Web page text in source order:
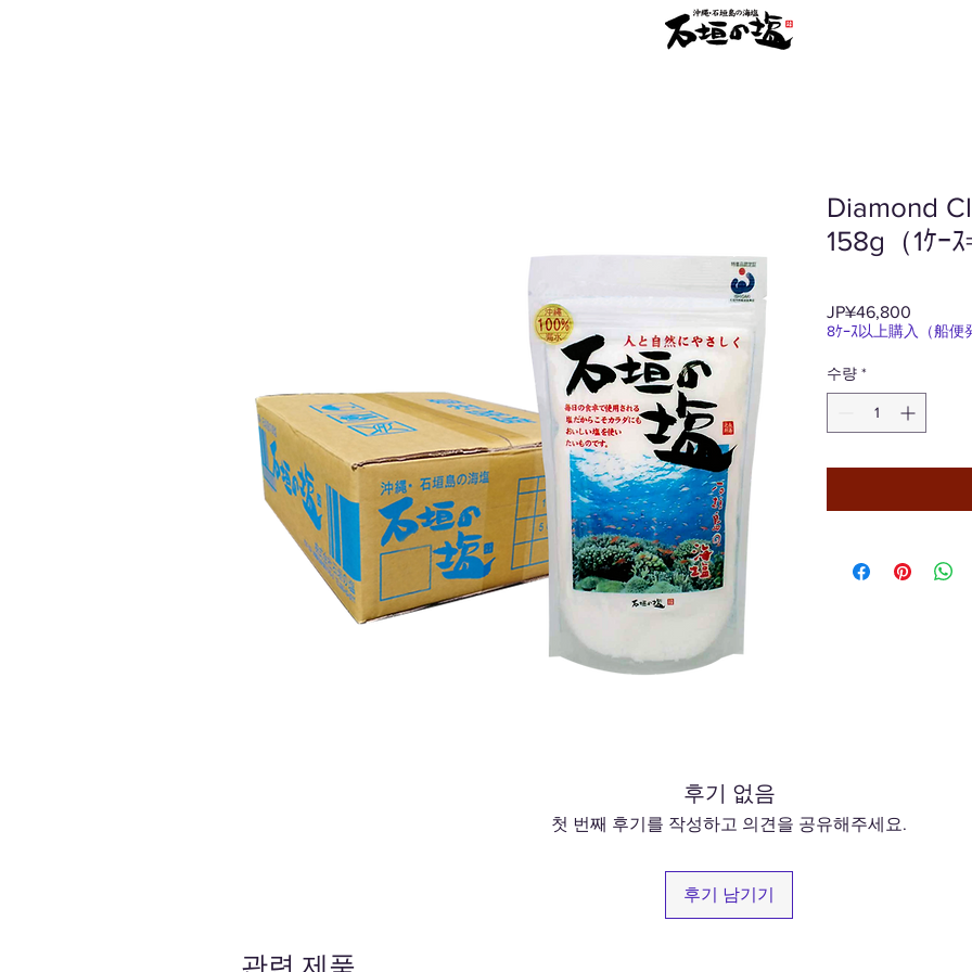
Diamond
158g（1ｹｰ
JP¥46,800
격
8ｹｰｽ以上購入（船
수량 *
후기 없음
첫 번째 후기를 작성하고 의견을 공유해주세요.
후기 남기기
관련 제품